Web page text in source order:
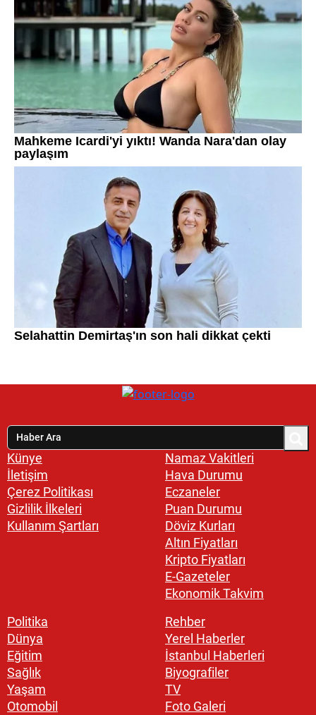
Künye
İletişim
Çerez Politikası
Gizlilik İlkeleri
Kullanım Şartları
Namaz Vakitleri
Hava Durumu
Eczaneler
Puan Durumu
Döviz Kurları
Altın Fiyatları
Kripto Fiyatları
E-Gazeteler
Ekonomik Takvim
Politika
Dünya
Eğitim
Sağlık
Yaşam
Otomobil
Rehber
Yerel Haberler
İstanbul Haberleri
Biyografiler
TV
Foto Galeri